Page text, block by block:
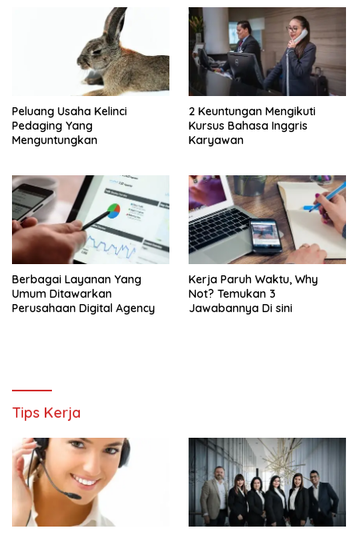
Peluang Usaha Kelinci
Pedaging Yang
Menguntungkan
2 Keuntungan Mengikuti
Kursus Bahasa Inggris
Karyawan
Berbagai Layanan Yang
Umum Ditawarkan
Perusahaan Digital Agency
Kerja Paruh Waktu, Why
Not? Temukan 3
Jawabannya Di sini
Tips Kerja